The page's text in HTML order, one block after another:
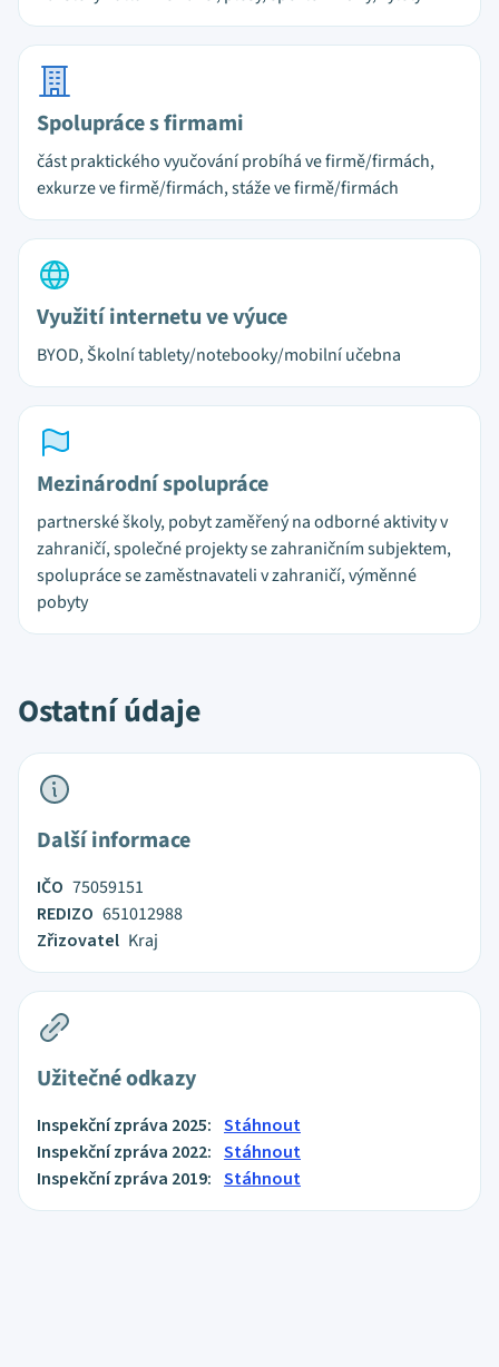
Spolupráce s firmami
část praktického vyučování probíhá ve firmě/firmách,
exkurze ve firmě/firmách, stáže ve firmě/firmách
Využití internetu ve výuce
BYOD, Školní tablety/notebooky/mobilní učebna
Mezinárodní spolupráce
partnerské školy, pobyt zaměřený na odborné aktivity v
zahraničí, společné projekty se zahraničním subjektem,
spolupráce se zaměstnavateli v zahraničí, výměnné
pobyty
Ostatní údaje
Další informace
IČO 75059151
REDIZO 651012988
Zřizovatel Kraj
Užitečné odkazy
Inspekční zpráva 2025: Stáhnout
Inspekční zpráva 2022: Stáhnout
Inspekční zpráva 2019: Stáhnout